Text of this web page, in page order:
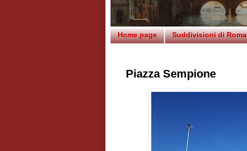
Home page Suddivisioni di Roma
Piazza Sempione